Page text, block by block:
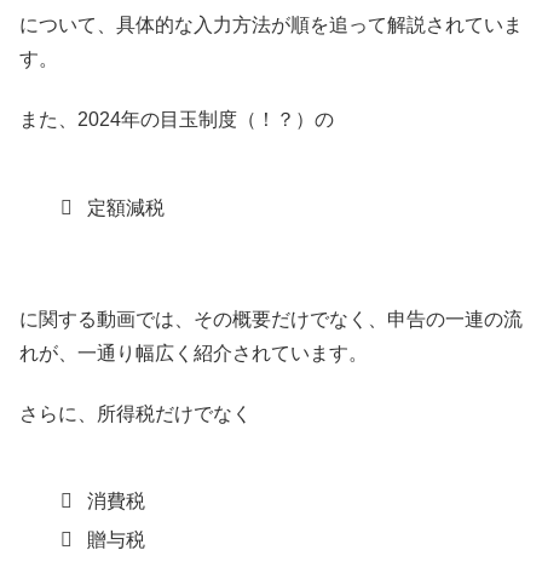
について、具体的な入力方法が順を追って解説されていま
す。
また、2024年の目玉制度（！？）の
定額減税
に関する動画では、その概要だけでなく、申告の一連の流
れが、一通り幅広く紹介されています。
さらに、所得税だけでなく
消費税
贈与税